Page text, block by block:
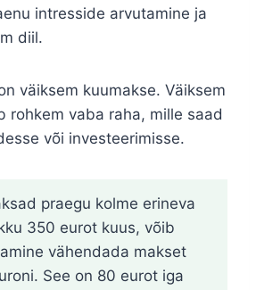
intresside arvutamine ja
diil.
väiksem kuumakse. Väiksem
rohkem vaba raha, mille saad
või investeerimisse.
praegu kolme erineva
350 eurot kuus, võib
vähendada makset
See on 80 eurot iga